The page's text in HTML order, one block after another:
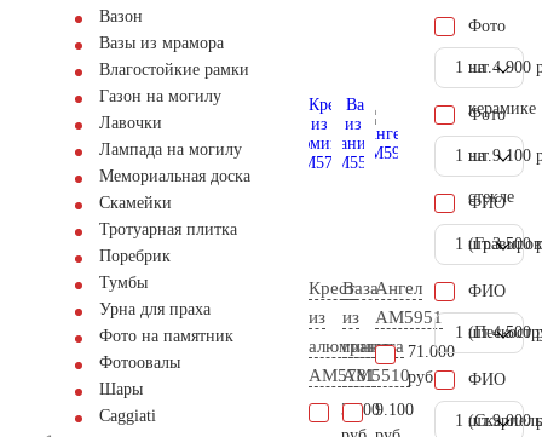
Вазон
Вазы из мрамора
Влагостойкие рамки
Газон на могилу
Лавочки
Лампада на могилу
Мемориальная доска
Скамейки
Тротуарная плитка
Поребрик
Тумбы
Урна для праха
Фото на памятник
Фотоовалы
Шары
Сaggiati
Крест
из
алюминия
AM5781
3.500
Ваза
из
гранита
AM5510
9.100
Ангел
AM5951
71.000
руб.
Фото
на
керамике
1 шт. 4.900
Фото
на
стекле
1 шт. 9.100
ФИО
1 шт.3.500
ФИО
1 шт.4.500
ФИО
1 шт.9.000